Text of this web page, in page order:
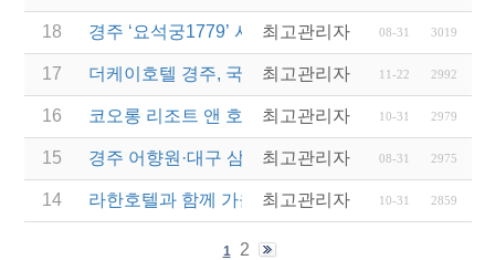
18 경주 ‘요석궁1779’ 시절식 반상...2023 우수문화상
최고관리자 08-31 3019
17 더케이호텔 경주, 국내 첫 '반려동물 친화호텔' 탈바
최고관리자 11-22 2992
16 코오롱 리조트 앤 호텔, '컬처 위드 코오롱' 패키지
최고관리자 10-31 2979
15 경주 어향원·대구 삼송빵집... 백년가게·백년소공인
최고관리자 08-31 2975
14 라한호텔과 함께 가을정취 물씬나는 '추캉스' 떠나자
최고관리자 10-31 2859
1 2